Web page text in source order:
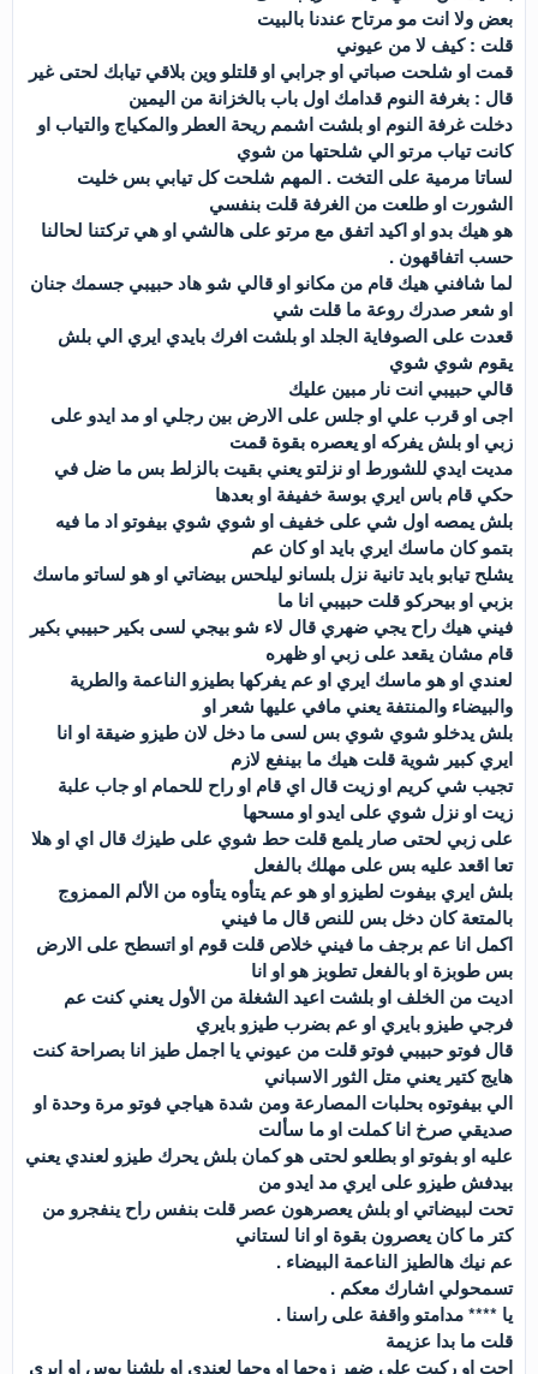
بعض ولا انت مو مرتاح عندنا بالبيت
قلت : كيف لا من عيوني
قمت او شلحت صباتي او جرابي او قلتلو وين بلاقي تيابك لحتى غير
قال : بغرفة النوم قدامك اول باب بالخزانة من اليمين
دخلت غرفة النوم او بلشت اشمم ريحة العطر والمكياج والتياب او
كانت تياب مرتو الي شلحتها من شوي
لساتا مرمية على التخت . المهم شلحت كل تيابي بس خليت
الشورت او طلعت من الغرفة قلت بنفسي
هو هيك بدو او اكيد اتفق مع مرتو على هالشي او هي تركتنا لحالنا
حسب اتفاقهون .
لما شافني هيك قام من مكانو او قالي شو هاد حبيبي جسمك جنان
او شعر صدرك روعة ما قلت شي
قعدت على الصوفاية الجلد او بلشت افرك بايدي ايري الي بلش
يقوم شوي شوي
قالي حبيبي انت نار مبين عليك
اجى او قرب علي او جلس على الارض بين رجلي او مد ايدو على
زبي او بلش يفركه او يعصره بقوة قمت
مديت ايدي للشورط او نزلتو يعني بقيت بالزلط بس ما ضل في
حكي قام باس ايري بوسة خفيفة او بعدها
بلش يمصه اول شي على خفيف او شوي شوي بيفوتو اد ما فيه
بتمو كان ماسك ايري بايد او كان عم
يشلح تيابو بايد تانية نزل بلسانو ليلحس بيضاتي او هو لساتو ماسك
بزبي او بيحركو قلت حبيبي انا ما
فيني هيك راح يجي ضهري قال لاء شو بيجي لسى بكير حبيبي بكير
قام مشان يقعد على زبي او ظهره
لعندي او هو ماسك ايري او عم يفركها بطيزو الناعمة والطرية
والبيضاء والمنتفة يعني مافي عليها شعر او
بلش يدخلو شوي شوي بس لسى ما دخل لان طيزو ضيقة او انا
ايري كبير شوية قلت هيك ما بينفع لازم
تجيب شي كريم او زيت قال اي قام او راح للحمام او جاب علبة
زيت او نزل شوي على ايدو او مسحها
على زبي لحتى صار يلمع قلت حط شوي على طيزك قال اي او هلا
تعا اقعد عليه بس على مهلك بالفعل
بلش ايري بيفوت لطيزو او هو عم يتأوه يتأوه من الألم الممزوج
بالمتعة كان دخل بس للنص قال ما فيني
اكمل انا عم برجف ما فيني خلاص قلت قوم او اتسطح على الارض
بس طوبزة او بالفعل تطوبز هو او انا
اديت من الخلف او بلشت اعيد الشغلة من الأول يعني كنت عم
فرجي طيزو بايري او عم بضرب طيزو بايري
قال فوتو حبيبي فوتو قلت من عيوني يا اجمل طيز انا بصراحة كنت
هايج كتير يعني متل الثور الاسباني
الي بيفوتوه بحلبات المصارعة ومن شدة هياجي فوتو مرة وحدة او
صديقي صرخ انا كملت او ما سألت
عليه او بفوتو او بطلعو لحتى هو كمان بلش يحرك طيزو لعندي يعني
بيدفش طيزو على ايري مد ايدو من
تحت لبيضاتي او بلش يعصرهون عصر قلت بنفس راح ينفجرو من
كتر ما كان يعصرون بقوة او انا لستاني
عم نيك هالطيز الناعمة البيضاء .
تسمحولي اشارك معكم .
يا **** مدامتو واقفة على راسنا .
قلت ما بدا عزيمة
اجت او ركبت على ضهر زوجها او وجها لعندي او بلشنا بوس او ايري